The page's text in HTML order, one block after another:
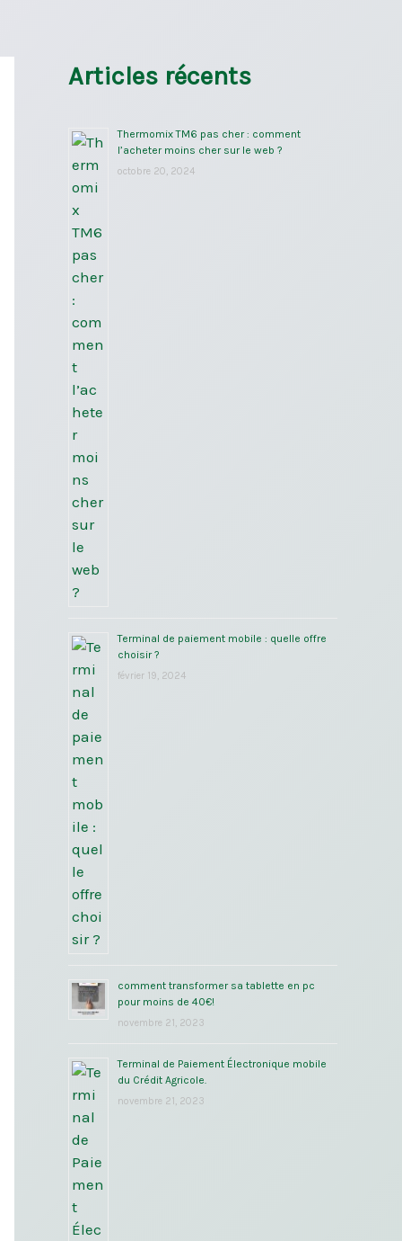
Articles récents
Thermomix TM6 pas cher : comment
l’acheter moins cher sur le web ?
octobre 20, 2024
Terminal de paiement mobile : quelle offre
choisir ?
février 19, 2024
comment transformer sa tablette en pc
pour moins de 40€!
novembre 21, 2023
Terminal de Paiement Électronique mobile
du Crédit Agricole.
novembre 21, 2023